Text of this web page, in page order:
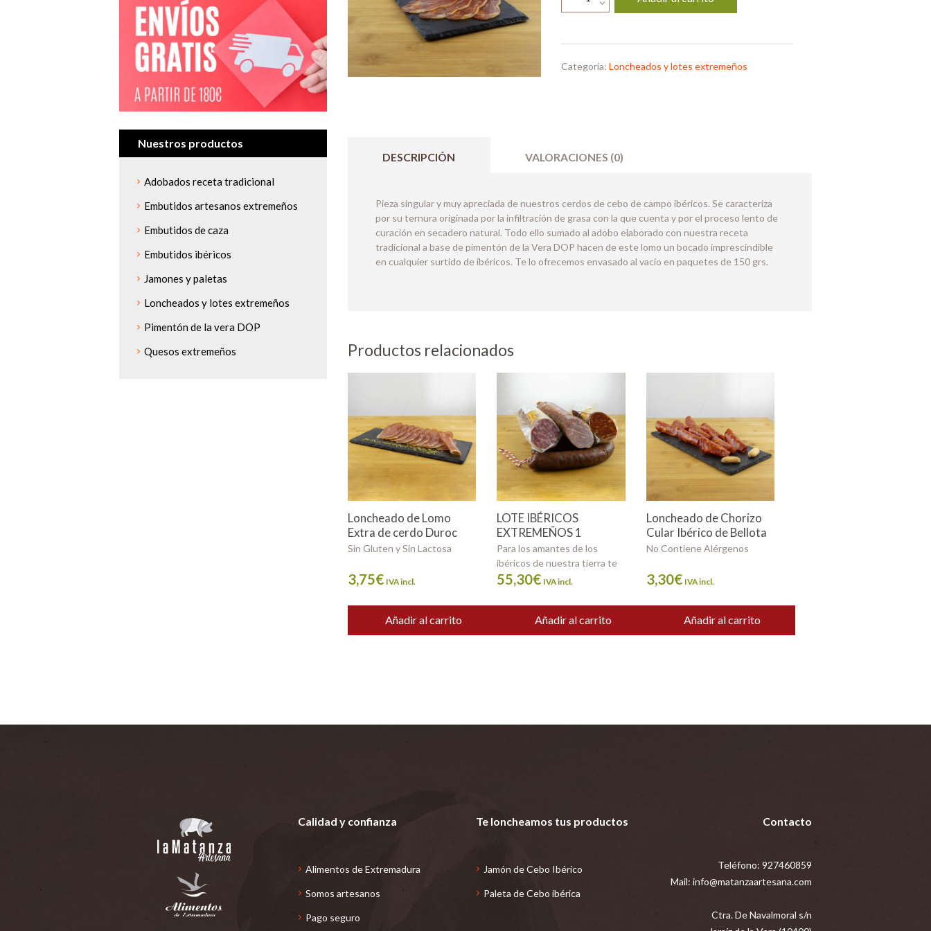
Cebo
de
Categoría:Loncheados y lotes extremeños
DESCRIPCIÓN VALORACIONES (0)
Pieza singular y muy apreciada de nuestros cerdos de cebo de campo ibéricos. Se caracteriza
por su ternura originada por la infiltración de grasa con la que cuenta y por el proceso lento de
curación en secadero natural. Todo ello sumado al adobo elaborado con nuestra receta
tradicional a base de pimentón de la Vera DOP hacen de este lomo un bocado imprescindible
en cualquier surtido de ibéricos. Te lo ofrecemos envasado al vacío en paquetes de 150 grs.
Productos relacionados
Loncheado de Lomo
Extra de cerdo Duroc
Sin Gluten y Sin Lactosa
3,75€ IVA incl.
Añadir al carrito
LOTE IBÉRICOS
EXTREMEÑOS 1
Para los amantes de los
ibéricos de nuestra tierra te
ofrece...
55,30€ IVA incl.
Añadir al carrito
Loncheado de Chorizo
Cular Ibérico de Bellota
No Contiene Alérgenos
3,30€ IVA incl.
Añadir al carrito
Nuestros productos
Adobados receta tradicional
Embutidos artesanos extremeños
Embutidos de caza
Embutidos ibéricos
Jamones y paletas
Loncheados y lotes extremeños
Pimentón de la vera DOP
Quesos extremeños
Calidad y confianza
Alimentos de Extremadura
Somos artesanos
Pago seguro
Te loncheamos tus productos
Jamón de Cebo Ibérico
Paleta de Cebo ibérica
Contacto
Teléfono: 927460859
Mail: info@matanzaartesana.com
Ctra. De Navalmoral s/n